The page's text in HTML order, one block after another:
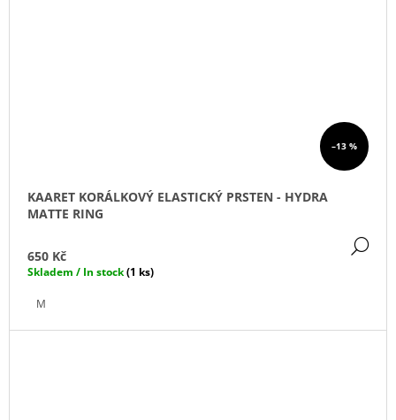
–13 %
KAARET KORÁLKOVÝ ELASTICKÝ PRSTEN - HYDRA
MATTE RING
650 Kč
Skladem / In stock(1 ks)
M